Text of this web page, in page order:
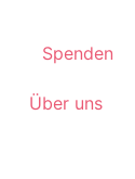
Spenden
Über uns